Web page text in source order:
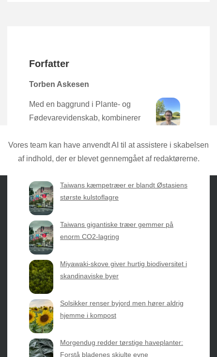
Forfatter
Torben Askesen
Med en baggrund i Plante- og
Fødevarevidenskab, kombinerer
praktisk erfaring direkte fra mulden.
Taiwans kæmpetræer er blandt Østasiens
største kulstoflagre
Taiwans gigantiske træer gemmer på
enorm CO2-lagring
Miyawaki-skove giver hurtig biodiversitet i
skandinaviske byer
Solsikker renser byjord men hører aldrig
hjemme i kompost
Morgendug redder tørstige haveplanter:
Forstå bladenes skjulte evne
Vores team kan have anvendt AI til at assistere i skabelsen
af indhold, der er blevet gennemgået af redaktørerne.
Sæsonvis
- Din foretrukne kilde til alt inden for
havearbejde og botanik. Få jordnære råd, spændende
nyheder fra botanikkens verden og nemme genveje til
sæsonens grønne glæder.
2026 © Web Atelier ApS